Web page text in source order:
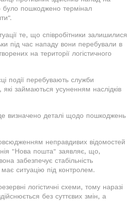
було пошкоджено термінал
те, що співробітники залишилися
під час нападу вони перебували в
на території логістичного
події перебувають служби
які займаються усуненням наслідків
визначено деталі щодо пошкоджень
неправдивих відомостей
"Нова пошта" заявляє, що,
забезпечує стабільність
має ситуацію під контролем.
логістичні схеми, тому наразі
без суттєвих змін, а